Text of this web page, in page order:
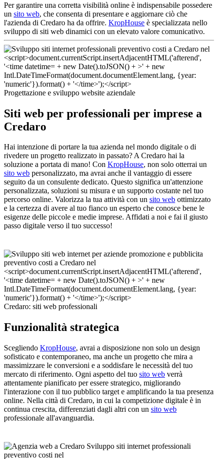
Per garantire una corretta visibilità online è indispensabile possedere
un sito web, che consenta di presentare e aggiornare ciò che
l'azienda di Credaro ha da offrire. KropHouse è specializzata nello
sviluppo di siti web dinamici con un elevato valore comunicativo.
Progettazione e sviluppo website aziendale
Siti web per professionali per imprese a
Credaro
Hai intenzione di portare la tua azienda nel mondo digitale o di
rivedere un progetto realizzato in passato? A Credaro hai la
soluzione a portata di mano! Con KropHouse, non solo otterrai un
sito web personalizzato, ma avrai anche il vantaggio di essere
seguito da un consulente dedicato. Questo significa un'attenzione
personalizzata, soluzioni su misura e un supporto costante nel tuo
percorso online. Valorizza la tua attività con un sito web ottimizzato
e la certezza di avere al tuo fianco un esperto che conosce bene le
esigenze delle piccole e medie imprese. Affidati a noi e fai il giusto
passo digitale verso il tuo successo!
Credaro: siti web professionali
Funzionalità strategica
Scegliendo KropHouse, avrai a disposizione non solo un design
sofisticato e contemporaneo, ma anche un progetto che mira a
massimizzare le conversioni e a soddisfare le necessità del tuo
mercato di riferimento. Ogni aspetto del tuo sito web verrà
attentamente pianificato per essere strategico, migliorando
l'interazione con il tuo pubblico target e amplificando la tua presenza
online. Nella città di Credaro, in cui la competizione digitale è in
continua crescita, differenziati dagli altri con un sito web
professionale all'avanguardia.